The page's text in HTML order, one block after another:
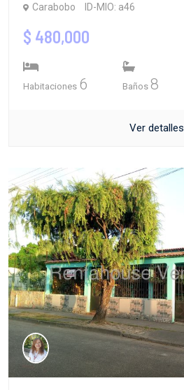
Carabobo ID-MIO: a46
$ 480,000
Habitaciones 6 Baños 8
Ver detalles